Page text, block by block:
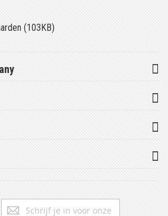
(103KB)
Abonneer